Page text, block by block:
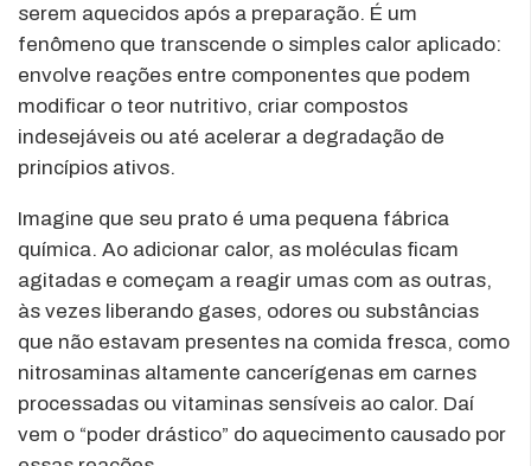
serem aquecidos após a preparação. É um
fenômeno que transcende o simples calor aplicado:
envolve reações entre componentes que podem
modificar o teor nutritivo, criar compostos
indesejáveis ou até acelerar a degradação de
princípios ativos.
Imagine que seu prato é uma pequena fábrica
química. Ao adicionar calor, as moléculas ficam
agitadas e começam a reagir umas com as outras,
às vezes liberando gases, odores ou substâncias
que não estavam presentes na comida fresca, como
nitrosaminas altamente cancerígenas em carnes
processadas ou vitaminas sensíveis ao calor. Daí
vem o “poder drástico” do aquecimento causado por